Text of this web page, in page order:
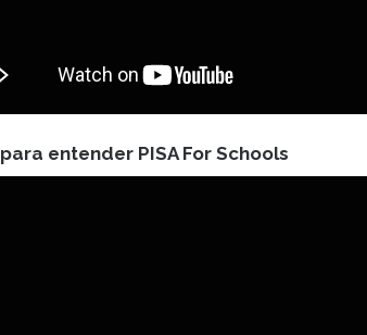
entender PISA For Schools